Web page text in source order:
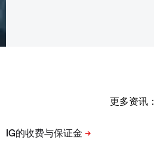
更多资讯：